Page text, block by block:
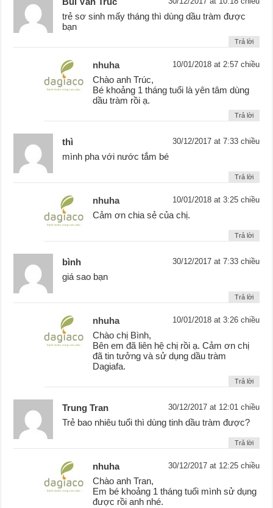
trẻ sơ sinh mấy tháng thì dùng dầu tràm được
bạn
Trả lời
nhuha 10/01/2018 at 2:57 chiều
Chào anh Trúc,
Bé khoảng 1 tháng tuổi là yên tâm dùng
dầu tràm rồi ạ.
Trả lời
thì 30/12/2017 at 7:33 chiều
mình pha với nước tắm bé
Trả lời
nhuha 10/01/2018 at 3:25 chiều
Cảm ơn chia sẻ của chị.
Trả lời
bình 30/12/2017 at 7:33 chiều
giá sao bạn
Trả lời
nhuha 10/01/2018 at 3:26 chiều
Chào chị Bình,
Bên em đã liên hệ chị rồi ạ. Cảm ơn chị
đã tin tưởng và sử dụng dầu tràm
Dagiafa.
Trả lời
Trung Tran 30/12/2017 at 12:01 chiều
Trẻ bao nhiêu tuổi thì dùng tinh dầu tràm được?
Trả lời
nhuha 30/12/2017 at 12:25 chiều
Chào anh Tran,
Em bé khoảng 1 tháng tuổi mình sử dụng
được rồi anh nhé.